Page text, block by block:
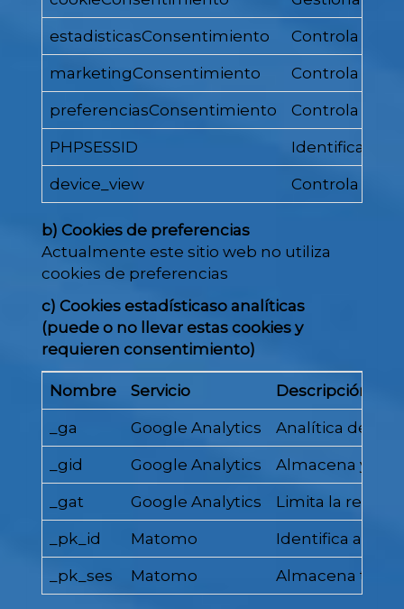
estadisticasConsentimiento Controla si el
marketingConsentimiento Controla si el
preferenciasConsentimiento Controla si el
PHPSESSID Identificador
device_view Controla el
b) Cookies de preferencias
Actualmente este sitio web no utiliza
cookies de preferencias
c) Cookies estadísticaso analíticas
(puede o no llevar estas cookies y
requieren consentimiento)
Nombre Servicio Descripción
_ga Google Analytics Analítica de
_gid Google Analytics Almacena y
_gat Google Analytics Limita la
_pk_id Matomo Identifica al
_pk_ses Matomo Almacena